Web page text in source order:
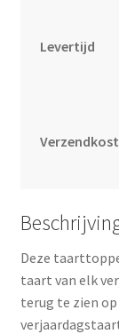
Levertijd
Deze
taart van elk
terug te zien op